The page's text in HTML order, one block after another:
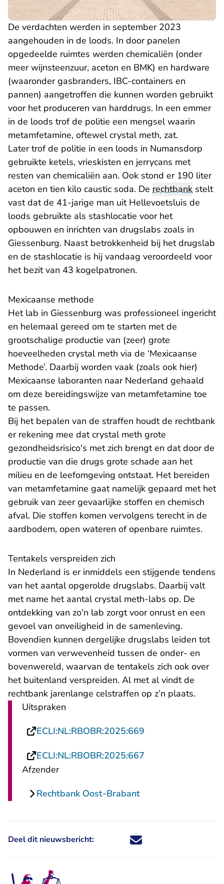
De verdachten werden in september 2023
aangehouden in de loods. In door panelen
opgedeelde ruimtes werden chemicaliën (onder
meer wijnsteenzuur, aceton en BMK) en hardware
(waaronder gasbranders, IBC-containers en
pannen) aangetroffen die kunnen worden gebruikt
voor het produceren van harddrugs. In een emmer
in de loods trof de politie een mengsel waarin
metamfetamine, oftewel crystal meth, zat.
Later trof de politie in een loods in Numansdorp
gebruikte ketels, vrieskisten en jerrycans met
resten van chemicaliën aan. Ook stond er 190 liter
aceton en tien kilo caustic soda. De rechtbank stelt
vast dat de 41-jarige man uit Hellevoetsluis de
loods gebruikte als stashlocatie voor het
opbouwen en inrichten van drugslabs zoals in
Giessenburg. Naast betrokkenheid bij het drugslab
en de stashlocatie is hij vandaag veroordeeld voor
het bezit van 43 kogelpatronen.
Mexicaanse methode
Het lab in Giessenburg was professioneel ingericht
en helemaal gereed om te starten met de
grootschalige productie van (zeer) grote
hoeveelheden crystal meth via de ‘Mexicaanse
Methode’. Daarbij worden vaak (zoals ook hier)
Mexicaanse laboranten naar Nederland gehaald
om deze bereidingswijze van metamfetamine toe
te passen.
Bij het bepalen van de straffen houdt de rechtbank
er rekening mee dat crystal meth grote
gezondheidsrisico's met zich brengt en dat door de
productie van die drugs grote schade aan het
milieu en de leefomgeving ontstaat. Het bereiden
van metamfetamine gaat namelijk gepaard met het
gebruik van zeer gevaarlijke stoffen en chemisch
afval. Die stoffen komen vervolgens terecht in de
aardbodem, open wateren of openbare ruimtes.
Tentakels verspreiden zich
In Nederland is er inmiddels een stijgende tendens
van het aantal opgerolde drugslabs. Daarbij valt
met name het aantal crystal meth-labs op. De
ontdekking van zo'n lab zorgt voor onrust en een
gevoel van onveiligheid in de samenleving.
Bovendien kunnen dergelijke drugslabs leiden tot
vormen van verwevenheid tussen de onder- en
bovenwereld, waarvan de tentakels zich ook over
het buitenland verspreiden. Al met al vindt de
rechtbank jarenlange celstraffen op z’n plaats.
Uitspraken
ECLI:NL:RBOBR:2025:669
ECLI:NL:RBOBR:2025:667
Afzender
Rechtbank Oost-Brabant
Deel dit nieuwsbericht: Deel dit nieuwsbericht via X -
Deel dit nieuwsbericht via
Deel dit nieuwsbericht
Deel dit